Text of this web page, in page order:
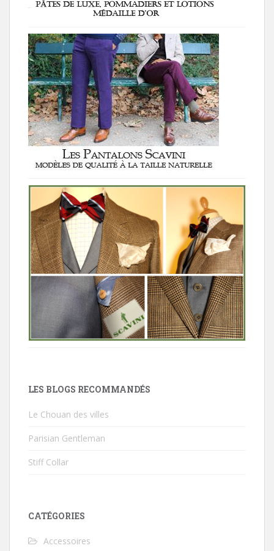
LES BLOGS RECOMMANDÉS
Le Chouan des villes
Parisian Gentleman
Stiff Collar
CATÉGORIES
Accessoires